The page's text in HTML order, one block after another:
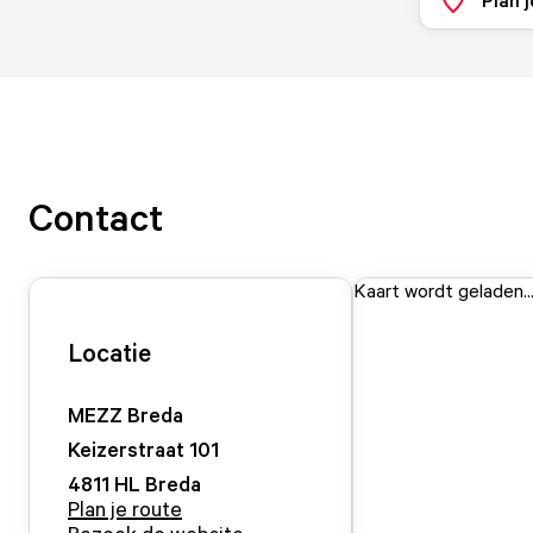
Contact
Locatie
MEZZ Breda
Keizerstraat 101
4811 HL Breda
Plan je route
Kaart wordt geladen...